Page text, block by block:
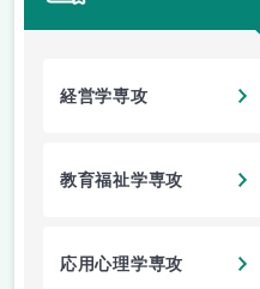
経営学専攻
教育福祉学専攻
応用心理学専攻